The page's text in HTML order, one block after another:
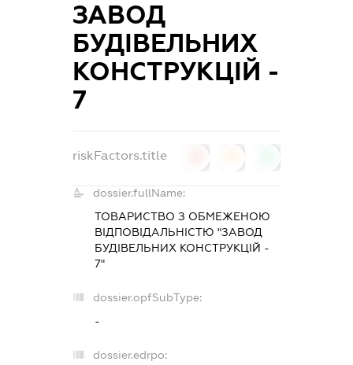
ЗАВОД
БУДІВЕЛЬНИХ
КОНСТРУКЦІЙ -
7
riskFactors.title
dossier.fullName:
ТОВАРИСТВО З ОБМЕЖЕНОЮ
ВІДПОВІДАЛЬНІСТЮ "ЗАВОД
БУДІВЕЛЬНИХ КОНСТРУКЦІЙ -
7"
dossier.opfSubType:
-
dossier.edrpo: